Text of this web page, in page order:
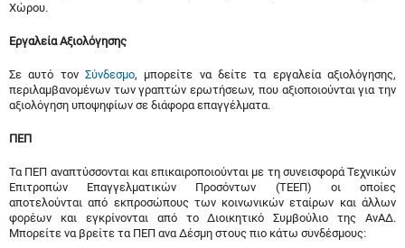
Χώρου.
Εργαλεία Αξιολόγησης
Σε αυτό τον Σύνδεσμο, μπορείτε να δείτε τα εργαλεία αξιολόγησης,
περιλαμβανομένων των γραπτών ερωτήσεων, που αξιοποιούνται για την
αξιολόγηση υποψηφίων σε διάφορα επαγγέλματα.
ΠΕΠ
Τα ΠΕΠ αναπτύσσονται και επικαιροποιούνται με τη συνεισφορά Τεχνικών
Επιτροπών Επαγγελματικών Προσόντων (ΤΕΕΠ) οι οποίες
αποτελούνται από εκπροσώπους των κοινωνικών εταίρων και άλλων
φορέων και εγκρίνονται από το Διοικητικό Συμβούλιο της ΑνΑΔ.
Μπορείτε να βρείτε τα ΠΕΠ ανα Δέσμη στους πιο κάτω συνδέσμους: